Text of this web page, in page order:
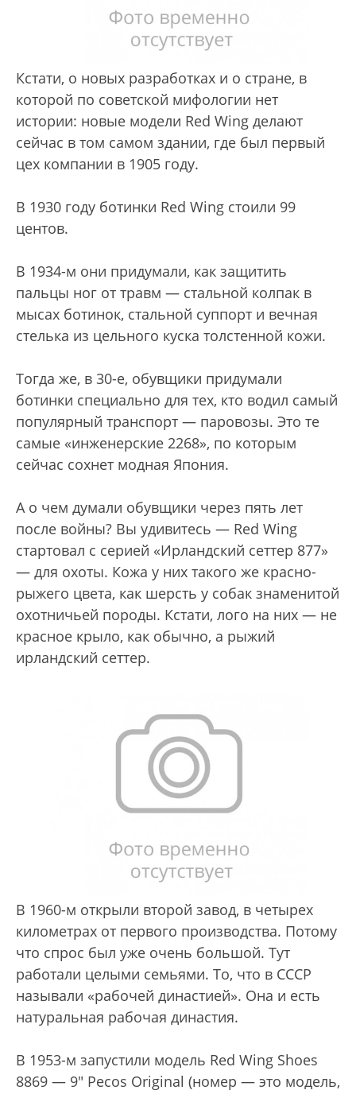
Кстати, о новых разработках и о стране, в
которой по советской мифологии нет
истории: новые модели Red Wing делают
сейчас в том самом здании, где был первый
цех компании в 1905 году.
В 1930 году ботинки Red Wing стоили 99
центов.
В 1934-м они придумали, как защитить
пальцы ног от травм — стальной колпак в
мысах ботинок, стальной суппорт и вечная
стелька из цельного куска толстенной кожи.
Тогда же, в 30-е, обувщики придумали
ботинки специально для тех, кто водил самый
популярный транспорт — паровозы. Это те
самые «инженерские 2268», по которым
сейчас сохнет модная Япония.
А о чем думали обувщики через пять лет
после войны? Вы удивитесь — Red Wing
стартовал с серией «Ирландский сеттер 877»
— для охоты. Кожа у них такого же красно-
рыжего цвета, как шерсть у собак знаменитой
охотничьей породы. Кстати, лого на них — не
красное крыло, как обычно, а рыжий
ирландский сеттер.
В 1960-м открыли второй завод, в четырех
километрах от первого производства. Потому
что спрос был уже очень большой. Тут
работали целыми семьями. То, что в СССР
называли «рабочей династией». Она и есть
натуральная рабочая династия.
В 1953-м запустили модель Red Wing Shoes
8869 — 9" Pecos Original (номер — это модель,